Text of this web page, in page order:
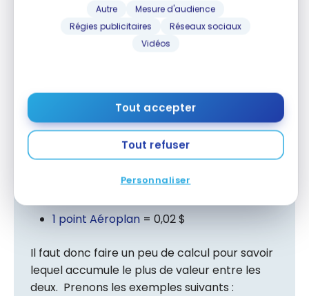
Autre
Mesure d'audience
Régies publicitaires
Réseaux sociaux
Vidéos
Tout accepter
Tout refuser
Personnaliser
2 points WestJet sur les vols auprès de WestJet
ou de Vacances WestJet
Les points WestJet et les points Aéroplan
sont deux sortes de points différents, avec
une valeur différente :
1 point Aéroplan = 0,02 $
Il faut donc faire un peu de calcul pour savoir
lequel accumule le plus de valeur entre les
deux. Prenons les exemples suivants :